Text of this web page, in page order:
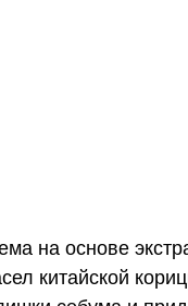
на основе
китайской